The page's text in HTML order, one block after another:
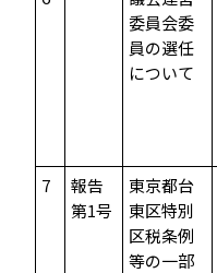
委員会委
員の選任
について
7
報告
第1号
東京都台
東区特別
区税条例
等の一部